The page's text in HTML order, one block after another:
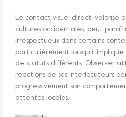
Le contact visuel direct, valorisé
cultures occidentales, peut
irrespectueux dans certains
particulièrement lorsqu’il implique
de statuts différents. Observer
réactions de ses interlocuteurs
progressivement son
attentes locales.